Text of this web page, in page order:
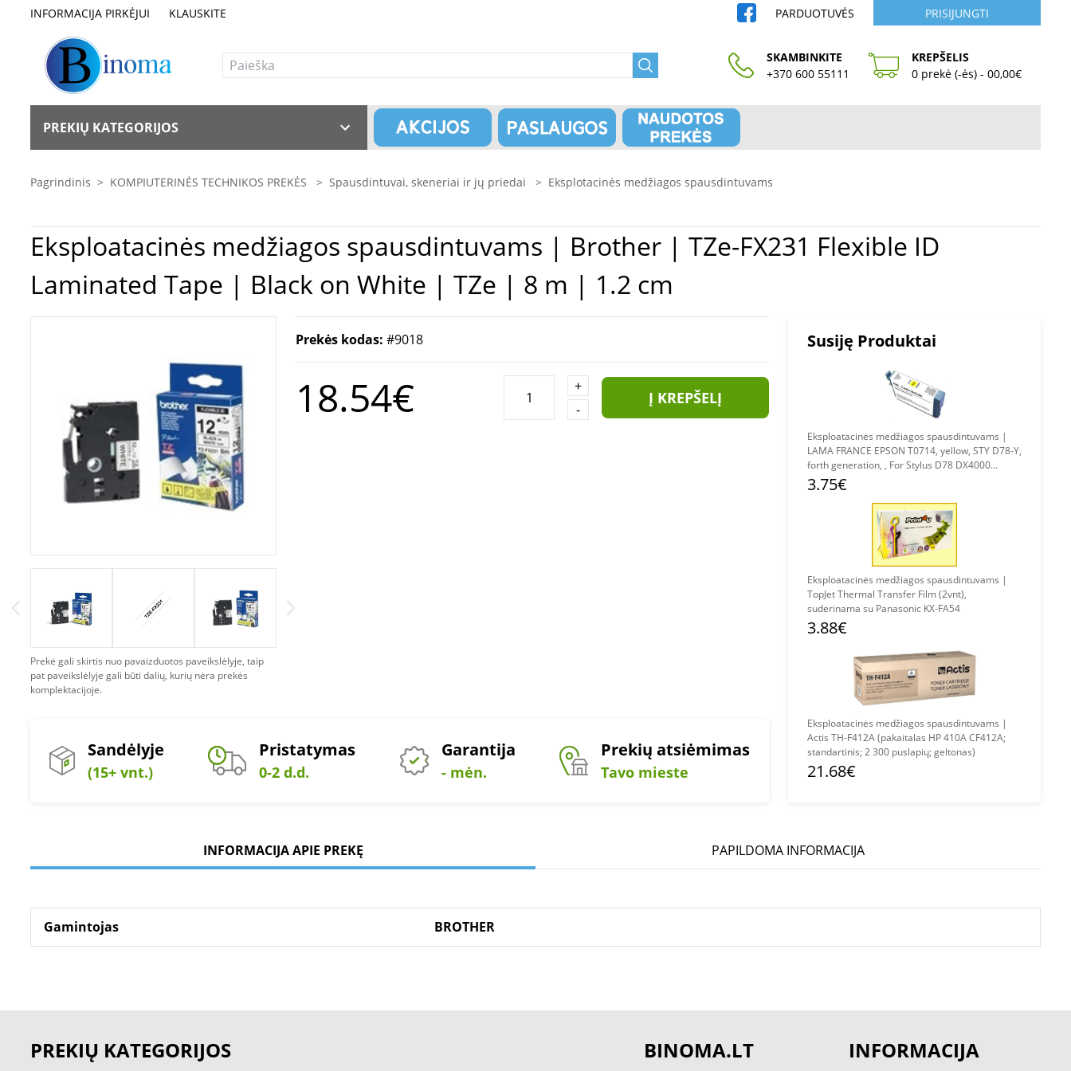
INFORMACIJA PIRKĖJUI KLAUSKITE PARDUOTUVĖS PRISIJUNGTI
SKAMBINKITE
+370 600 55111
KREPŠELIS
0 prekė (-ės) - 00,00€
PREKIŲ KATEGORIJOS
Pagrindinis > KOMPIUTERINĖS TECHNIKOS PREKĖS > Spausdintuvai, skeneriai ir jų priedai > Eksplotacinės medžiagos spausdintuvams
Eksploatacinės medžiagos spausdintuvams | Brother | TZe-FX231 Flexible ID
Laminated Tape | Black on White | TZe | 8 m | 1.2 cm
Prekė gali skirtis nuo pavaizduotos paveikslėlyje, taip
pat paveikslėlyje gali būti dalių, kurių nėra prekės
komplektacijoje.
Prekės kodas: #9018
18.54€
+
-
Į KREPŠELĮ
Sandėlyje
(15+ vnt.)
Pristatymas
0-2 d.d.
Garantija
- mėn.
Prekių atsiėmimas
Tavo mieste
Susiję Produktai
Eksploatacinės medžiagos spausdintuvams |
LAMA FRANCE EPSON T0714, yellow, STY D78-Y,
forth generation, , For Stylus D78 DX4000
DX4050 DX5000 DX5050 DX6000 DX6050
DX7000, EJ78G4Y
3.75€
Eksploatacinės medžiagos spausdintuvams |
TopJet Thermal Transfer Film (2vnt),
suderinama su Panasonic KX-FA54
3.88€
Eksploatacinės medžiagos spausdintuvams |
Actis TH-F412A (pakaitalas HP 410A CF412A;
standartinis; 2 300 puslapių; geltonas)
21.68€
INFORMACIJA APIE PREKĘ PAPILDOMA INFORMACIJA
Gamintojas BROTHER
PREKIŲ KATEGORIJOS BINOMA.LT INFORMACIJA